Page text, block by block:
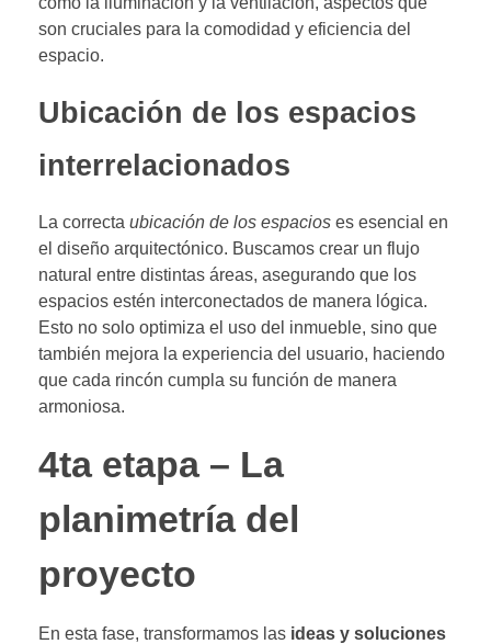
son cruciales para la comodidad y eficiencia del
espacio.
Ubicación de los espacios
interrelacionados
La correcta ubicación de los espacios es esencial en
el diseño arquitectónico. Buscamos crear un flujo
natural entre distintas áreas, asegurando que los
espacios estén interconectados de manera lógica.
Esto no solo optimiza el uso del inmueble, sino que
también mejora la experiencia del usuario, haciendo
que cada rincón cumpla su función de manera
armoniosa.
4ta etapa – La
planimetría del
proyecto
En esta fase, transformamos las ideas y soluciones